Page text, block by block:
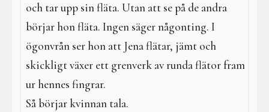
och tar upp sin fläta. Utan att se på de andra
börjar hon fläta. Ingen säger någonting. I
ögonvrån ser hon att Jena flätar, jämt och
skickligt växer ett grenverk av runda flätor fram
ur hennes fingrar.
Så börjar kvinnan tala.